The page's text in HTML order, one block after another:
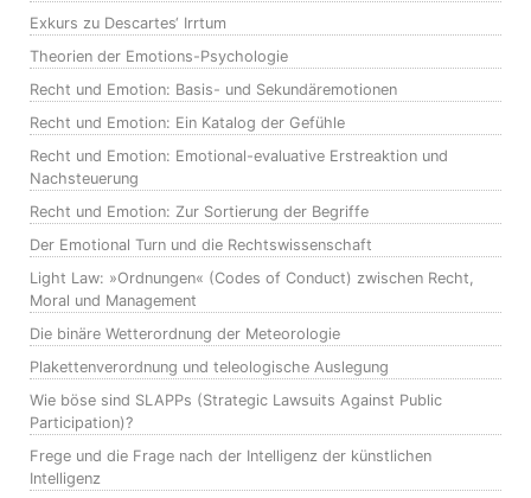
Exkurs zu Descartes‘ Irrtum
Theorien der Emotions-Psychologie
Recht und Emotion: Basis- und Sekundäremotionen
Recht und Emotion: Ein Katalog der Gefühle
Recht und Emotion: Emotional-evaluative Erstreaktion und
Nachsteuerung
Recht und Emotion: Zur Sortierung der Begriffe
Der Emotional Turn und die Rechtswissenschaft
Light Law: »Ordnungen« (Codes of Conduct) zwischen Recht,
Moral und Management
Die binäre Wetterordnung der Meteorologie
Plakettenverordnung und teleologische Auslegung
Wie böse sind SLAPPs (Strategic Lawsuits Against Public
Participation)?
Frege und die Frage nach der Intelligenz der künstlichen
Intelligenz